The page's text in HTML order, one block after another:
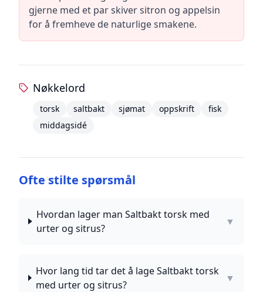
gjerne med et par skiver sitron og appelsin
for å fremheve de naturlige smakene.
Nøkkelord
torsk saltbakt sjømat oppskrift
fisk
middagsidé
Ofte stilte spørsmål
Hvordan lager man Saltbakt torsk med
urter og sitrus?
▼
Hvor lang tid tar det å lage Saltbakt torsk
med urter og sitrus?
▼